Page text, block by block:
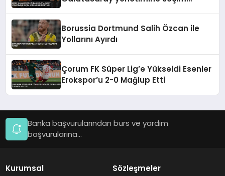
Borussia Dortmund Salih Özcan ile
Yollarını Ayırdı
Çorum FK Süper Lig’e Yükseldi Esenler
Erokspor’u 2-0 Mağlup Etti
Banka başvurularından burs ve yardım
başvurularına...
Kurumsal Sözleşmeler